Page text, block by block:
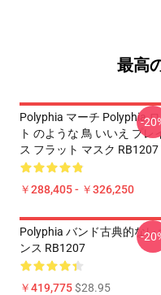
最高
Polyphia マーチ Polyphia ロ
ト のような 鳥 いいえ プレ
ス フラット マスク RB1207
￥288,405 - ￥326,250
-
Polyphia バンド古典的なレ
ンス RB1207
￥419,775$28.95
-